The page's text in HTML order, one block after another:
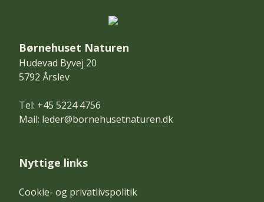
Børnehuset Naturen
Hudevad Byvej 20
5792 Årslev
Tel: +45 5224 4756
Mail: leder@bornehusetnaturen.dk
Nyttige links
Cookie- og privatlivspolitik